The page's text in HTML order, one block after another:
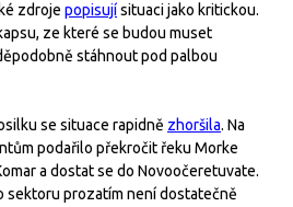
zdroje popisujísituaci jako kritickou.
ze které se budou muset
stáhnout pod palbou
se situace rapidně zhoršila. Na
podařilo překročit řeku Morke
a dostat se do Novoočeretuvate.
sektoru prozatím není dostatečně